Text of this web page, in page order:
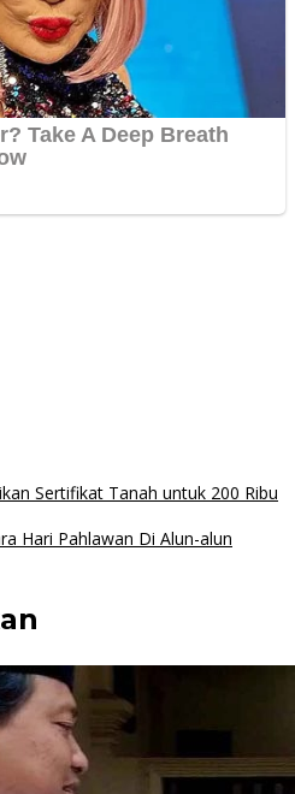
Sertifikat Tanah untuk 200 Ribu
Hari Pahlawan Di Alun-alun